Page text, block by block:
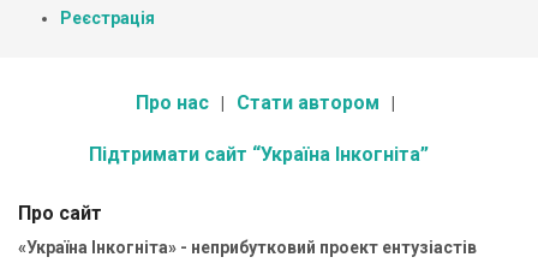
Реєстрація
Про нас Стати автором
Підтримати сайт “Україна Інкогніта”
Про сайт
«Україна Інкогніта» - неприбутковий проект ентузіастів